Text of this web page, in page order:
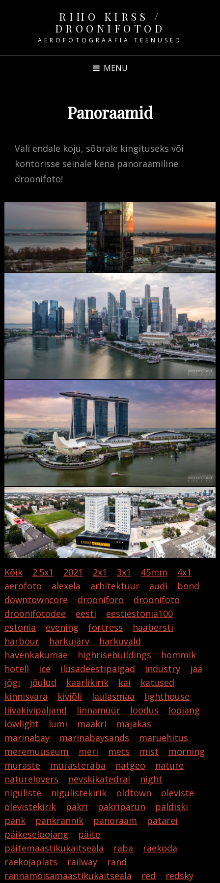
RIHO KIRSS /
DROONIFOTOD
AEROFOTOGRAAFIA TEENUSED
MENU
Panoraamid
Vali endale koju, sõbrale kingituseks või
kontorisse seinale kena panoraamiline
droonifoto!
Kõik 2.5x1 2021 2x1 3x1 45mm
4x1
aerofoto
alexela arhitektuur audi
bond
downtowncore
drooniforo
droonifoto
droonifotodee
eesti
eestiestonia100
estonia
evening fortress
haabersti
harbour
harkujärv
harkuvald
havenkakumäe
highrisebuildings
hommik
hotell
ice ilusadeestipaigad industry
jää
jõgi
jõulud kaarlikirik kai
katused
kinnisvara
kiviõli laulasmaa
lighthouse
liivakivipaljand
linnamüür loodus
loojang
lowlight
lumi maakri
majakas
marinabay
marinabaysands
maruehitus
meremuuseum
meri mets mist
morning
muraste
murasteraba natgeo
nature
naturelovers
nevskikatedral
night
niguliste
nigulistekirik oldtown
oleviste
olevistekirik
pakri pakriparun
paldiski
pank
pankrannik panoraam
patarei
päikeseloojang
päite
päitemaastikukaitseala
raba
raekoda
raekojaplats
railway
rand
rannamõisamaastikukaitseala
red redsky